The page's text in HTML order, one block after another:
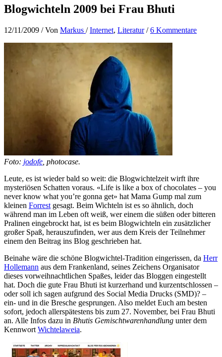
Blogwichteln 2009 bei Frau Bhuti
12/11/2009 / Von Markus /Internet, Literatur/6 Kommentare
Foto: jodofe , photocase.
Leute, es ist wieder bald so weit: die Blogwichtelzeit wirft ihre
mysteriösen Schatten voraus. «Life is like a box of chocolates – you
never know what you’re gonna get» hat Mama Gump mal zum
kleinen Forrest gesagt. Beim Wichteln ist es so ähnlich, doch
während man im Leben oft weiß, wer einem die süßen oder bitteren
Pralinen eingebrockt hat, ist es beim Blogwichteln ein zusätzlicher
großer Spaß, herauszufinden, wer aus dem Kreis der Teilnehmer
einem den Beitrag ins Blog geschrieben hat.
Beinahe wäre die schöne Blogwichtel-Tradition eingerissen, da Herr
Hollemann aus dem Frankenland, seines Zeichens Organisator
dieses vorweihnachtlichen Spaßes, leider das Bloggen eingestellt
hat. Doch die gute Frau Bhuti ist kurzerhand und kurzentschlossen –
oder soll ich sagen aufgrund des Social Media Drucks (SMD)? –
ein- und in die Bresche gesprungen. Also meldet Euch am besten
sofort, jedoch allerspätestens bis zum 27. November, bei Frau Bhuti
an. Alle Infos dazu in Bhutis Gemischtwarenhandlung unter dem
Kennwort Wichtelaweia.